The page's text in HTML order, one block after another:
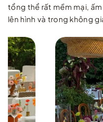
tổng thể rất mềm mại,
lên hình và trong không